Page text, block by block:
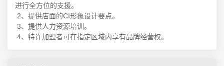
进行全方位的支援。
2、提供店面的CI形象设计要点。
3、提供人力资源培训。
4、特许加盟者可在指定区域内享有品牌经营权。